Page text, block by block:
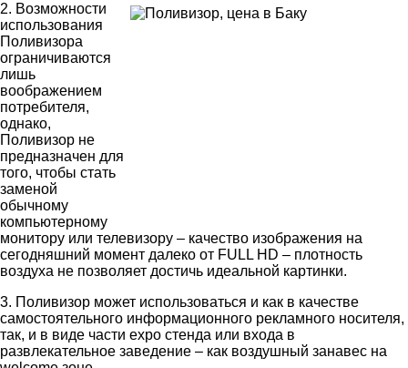
2. Возможности
использования
Поливизора
ограничиваются
лишь
воображением
потребителя,
однако,
Поливизор не
предназначен для
того, чтобы стать
заменой
обычному
компьютерному
монитору или телевизору – качество изображения на
сегодняшний момент далеко от FULL HD – плотность
воздуха не позволяет достичь идеальной картинки.
3. Поливизор может использоваться и как в качестве
самостоятельного информационного рекламного носителя,
так, и в виде части expo стенда или входа в
развлекательное заведение – как воздушный занавес на